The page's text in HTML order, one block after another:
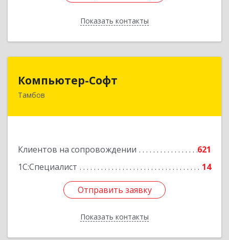
Показать контакты
Назад
Компьютер-Софт
Тамбов
Клиентов на сопровождении
621
1С:Специалист
14
Отправить заявку
Показать контакты
392000, Тамбовская обл, Тамбов г, Советская
Отправить заявку
Назад